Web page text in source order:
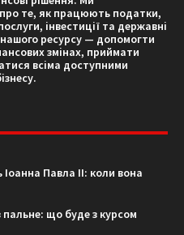
те, як працюють податки,
інвестиції та державні
ресурсу — допомогти
змінах, приймати
всіма доступними
Павла II: коли вона
що буде з курсом